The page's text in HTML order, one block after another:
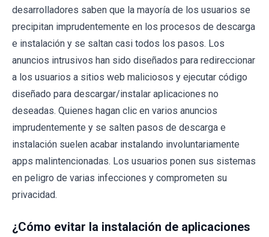
desarrolladores saben que la mayoría de los usuarios se
precipitan imprudentemente en los procesos de descarga
e instalación y se saltan casi todos los pasos. Los
anuncios intrusivos han sido diseñados para redireccionar
a los usuarios a sitios web maliciosos y ejecutar código
diseñado para descargar/instalar aplicaciones no
deseadas. Quienes hagan clic en varios anuncios
imprudentemente y se salten pasos de descarga e
instalación suelen acabar instalando involuntariamente
apps malintencionadas. Los usuarios ponen sus sistemas
en peligro de varias infecciones y comprometen su
privacidad.
¿Cómo evitar la instalación de aplicaciones